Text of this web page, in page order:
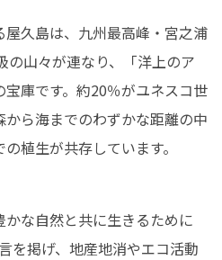
久島は、九州最高峰・宮之浦
山々が連なり、「洋上のア
庫です。約20％がユネスコ世
ら海までのわずかな距離の中
植生が共存しています。
な自然と共に生きるために
を掲げ、地産地消やエコ活動